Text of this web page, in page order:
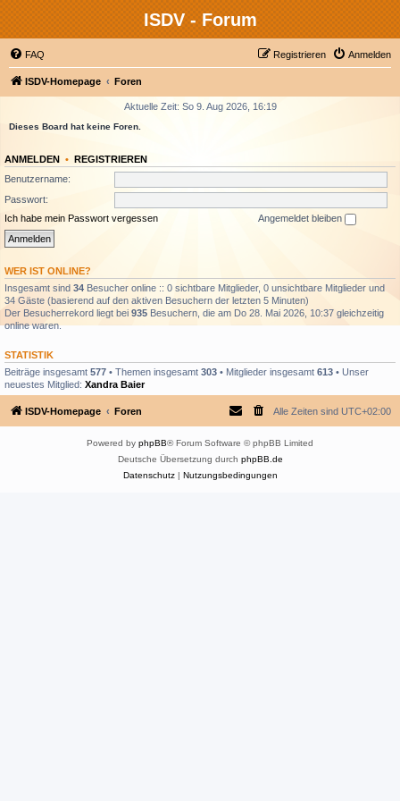
ISDV - Forum
FAQ Anmelden
Registrieren
ISDV-Homepage Foren
Aktuelle Zeit: So 9. Aug 2026, 16:19
Dieses Board hat keine Foren.
ANMELDEN • REGISTRIEREN
Benutzername:
Passwort:
Ich habe mein Passwort vergessen
Angemeldet bleiben
WER IST ONLINE?
Insgesamt sind 34 Besucher online :: 0 sichtbare Mitglieder, 0 unsichtbare Mitglieder und
34 Gäste (basierend auf den aktiven Besuchern der letzten 5 Minuten)
Der Besucherrekord liegt bei 935 Besuchern, die am Do 28. Mai 2026, 10:37 gleichzeitig
online waren.
STATISTIK
Beiträge insgesamt 577 • Themen insgesamt 303 • Mitglieder insgesamt 613 • Unser
neuestes Mitglied: Xandra Baier
ISDV-Homepage Foren Alle Zeiten sind UTC+02:00
Powered by phpBB® Forum Software © phpBB Limited
Deutsche Übersetzung durch phpBB.de
Datenschutz| Nutzungsbedingungen